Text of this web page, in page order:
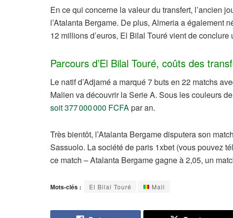
En ce qui concerne la valeur du transfert, l’ancien
l’Atalanta Bergame. De plus, Almeria a également
12 millions d’euros, El Bilal Touré vient de
Parcours d’El Bilal Touré, coûts des
Le natif d’Adjamé a marqué 7 buts en 22 matchs
Malien va découvrir la Serie A. Sous les couleurs
soit 377 000 000 FCFApar an.
Très bientôt, l’Atalanta Bergame disputera son
Sassuolo. La société de paris 1xbet (vous pouvez
ce match – Atalanta Bergame gagne à 2,05, un
Mots-clés : El Bilal Touré Mali